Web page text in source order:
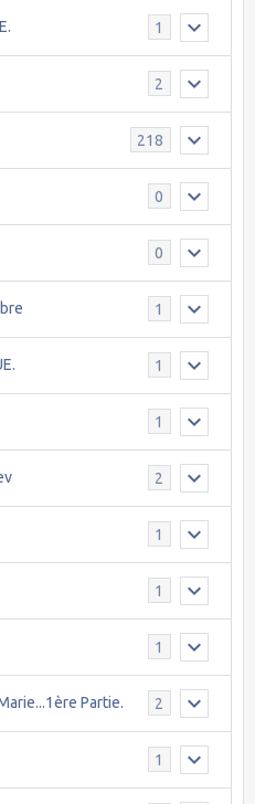
1
2
218
0
0
1
1
1
2
1
1
1
Partie. 2
1